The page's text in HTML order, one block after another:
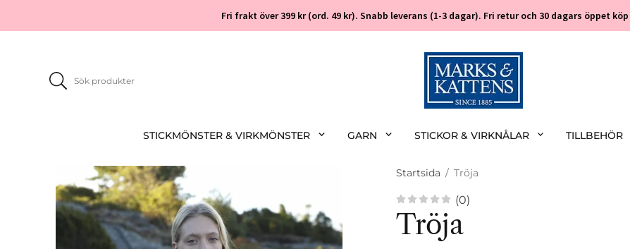
Fri frakt över 399 kr (ord. 49 kr). Snabb leverans (1-3 dagar). Fri retur och 30 dagars öppet
STICKMÖNSTER & VIRKMÖNSTER GARN STICKOR & VIRKNÅLAR TILLBEHÖR
Startsida / Tröja
(0)
Tröja